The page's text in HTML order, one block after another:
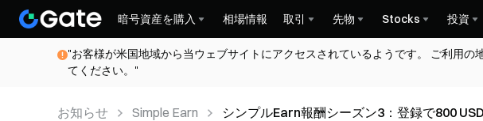
暗号資産を購入 相場情報 取引 先物 Stocks 投資
"お客様が米国地域から当ウェブサイトにアクセスされているようです。 ご利用
てください。"
お知らせ Simple Earn
シンプルEarn報酬シーズン3：登録で800